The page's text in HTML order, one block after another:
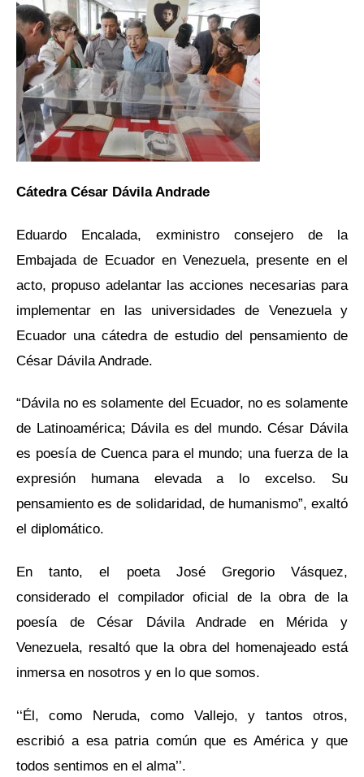
Cátedra César Dávila Andrade
Eduardo Encalada, exministro consejero de la
Embajada de Ecuador en Venezuela, presente en el
acto, propuso adelantar las acciones necesarias para
implementar en las universidades de Venezuela y
Ecuador una cátedra de estudio del pensamiento de
César Dávila Andrade.
“Dávila no es solamente del Ecuador, no es solamente
de Latinoamérica; Dávila es del mundo. César Dávila
es poesía de Cuenca para el mundo; una fuerza de la
expresión humana elevada a lo excelso. Su
pensamiento es de solidaridad, de humanismo”, exaltó
el diplomático.
En tanto, el poeta José Gregorio Vásquez,
considerado el compilador oficial de la obra de la
poesía de César Dávila Andrade en Mérida y
Venezuela, resaltó que la obra del homenajeado está
inmersa en nosotros y en lo que somos.
‘‘Él, como Neruda, como Vallejo, y tantos otros,
escribió a esa patria común que es América y que
todos sentimos en el alma’’.